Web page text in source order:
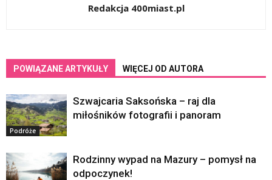
Redakcja 400miast.pl
POWIĄZANE ARTYKUŁY WIĘCEJ OD AUTORA
Podróże
Szwajcaria Saksońska – raj dla
miłośników fotografii i panoram
Rodzinny wypad na Mazury – pomysł na
odpoczynek!